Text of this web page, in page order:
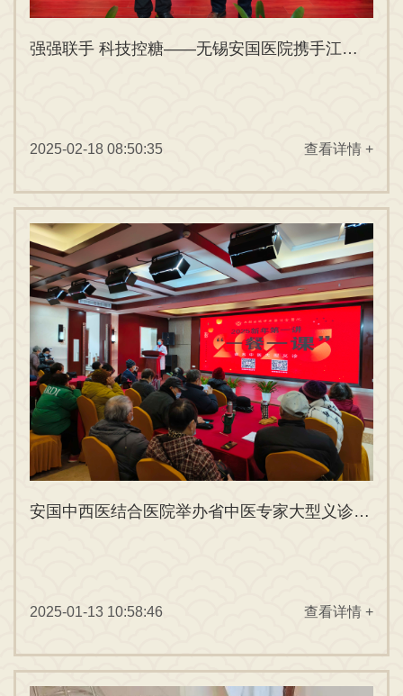
强强联手 科技控糖——无锡安国医院携手江南大学食品研究中心李永富团队共筑健康新“食”代
2025-02-18 08:50:35 查看详情 +
安国中西医结合医院举办省中医专家大型义诊暨2025年“一餐一课”第一讲活动圆满成功！
2025-01-13 10:58:46 查看详情 +